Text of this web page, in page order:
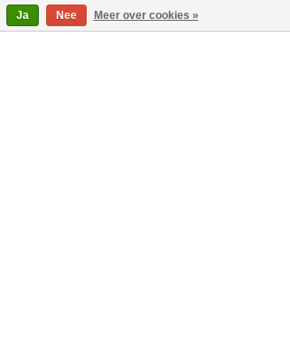
Ja Nee Meer over cookies »